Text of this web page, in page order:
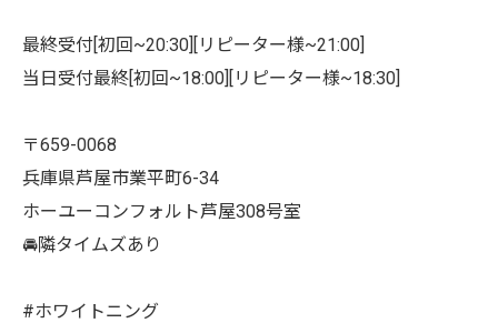
最終受付[初回~20:30][リピーター様~21:00]
当日受付最終[初回~18:00][リピーター様~18:30]
〒659-0068
兵庫県芦屋市業平町6-34
ホーユーコンフォルト芦屋308号室
🚘隣タイムズあり
#ホワイトニング